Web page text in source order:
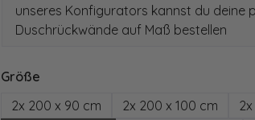
unseres Konfigurators kannst du deine
Duschrückwände auf Maß bestellen
Größeauswählen
2x 200 x 90 cm
2x 200 x 100 cm